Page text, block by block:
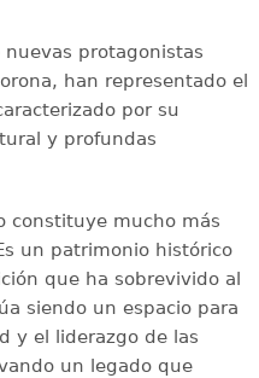
protagonistas
han representado el
por su
y profundas
constituye mucho más
un patrimonio histórico
que ha sobrevivido al
siendo un espacio para
y el liderazgo de las
un legado que